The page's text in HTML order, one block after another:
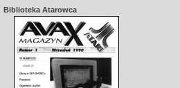
Biblioteka Atarowca